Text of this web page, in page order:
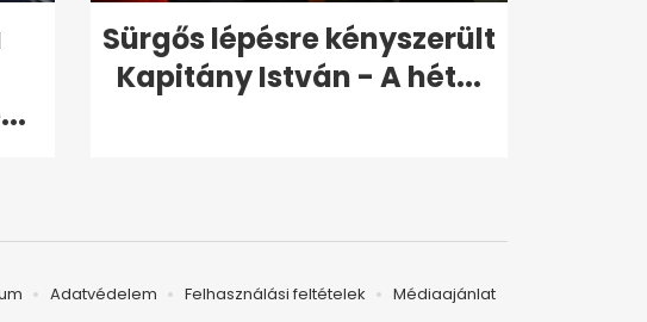
Sürgős lépésre kényszerült
Kapitány István - A hét...
Adatvédelem Felhasználási feltételek Médiaajánlat